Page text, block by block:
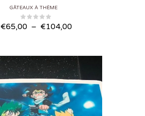
GÂTEAUX À THÈME
€65,00 – €104,00Plage de prix : €65,00 à €104,00